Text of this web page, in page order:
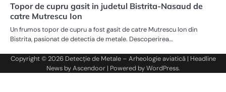
Topor de cupru gasit in judetul Bistrita-Nasaud de
catre Mutrescu Ion
Un frumos topor de cupru a fost gasit de catre Mutrescu Ion din
Bistrita, pasionat de detectia de metale. Descoperirea…
Copyright © 2026 Detecție de Metale – Arheologie aviatică| Headline
News byAscendoor| Powered byWordPress.